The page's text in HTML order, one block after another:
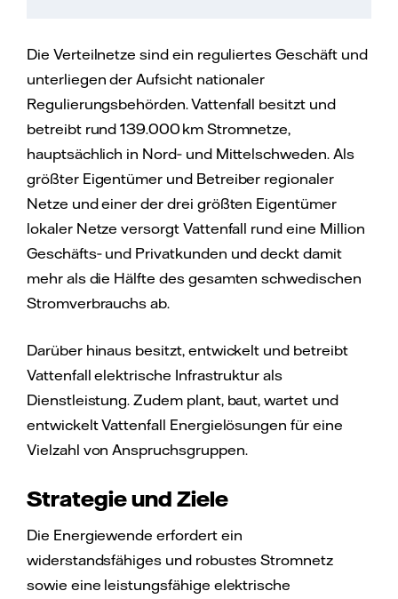
Die Verteilnetze sind ein reguliertes Geschäft und
unterliegen der Aufsicht nationaler
Regulierungsbehörden. Vattenfall besitzt und
betreibt rund 139.000 km Stromnetze,
hauptsächlich in Nord‑ und Mittelschweden. Als
größter Eigentümer und Betreiber regionaler
Netze und einer der drei größten Eigentümer
lokaler Netze versorgt Vattenfall rund eine Million
Geschäfts‑ und Privatkunden und deckt damit
mehr als die Hälfte des gesamten schwedischen
Stromverbrauchs ab.
Darüber hinaus besitzt, entwickelt und betreibt
Vattenfall elektrische Infrastruktur als
Dienstleistung. Zudem plant, baut, wartet und
entwickelt Vattenfall Energielösungen für eine
Vielzahl von Anspruchsgruppen.
Strategie und Ziele
Die Energiewende erfordert ein
widerstandsfähiges und robustes Stromnetz
sowie eine leistungsfähige elektrische